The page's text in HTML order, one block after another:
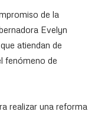
de la
Evelyn
atiendan de
fenómeno de
realizar una reforma